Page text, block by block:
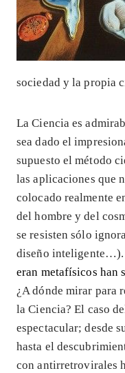
sociedad y la propia
La Ciencia es
sea dado el
supuesto el método
las aplicaciones que
colocado realmente
del hombre y del
se resisten sólo
diseño
eran metafísicos han
¿A dónde mirar para
la Ciencia? El caso
espectacular; desde
hasta el
con antirretrovirales